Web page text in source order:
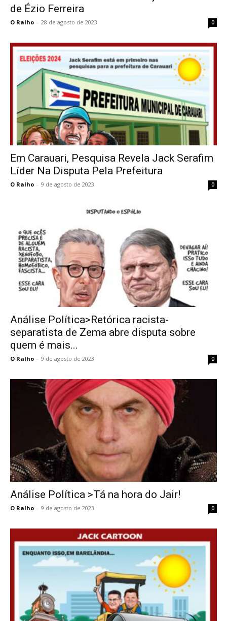
de Ézio Ferreira
O Ralho - 28 de agosto de 2023 0
Em Carauari, Pesquisa Revela Jack Serafim
Líder Na Disputa Pela Prefeitura
O Ralho - 9 de agosto de 2023 0
Análise Política>Retórica racista-
separatista de Zema abre disputa sobre
quem é mais...
O Ralho - 9 de agosto de 2023 0
Análise Política >Tá na hora do Jair!
O Ralho - 9 de agosto de 2023 0